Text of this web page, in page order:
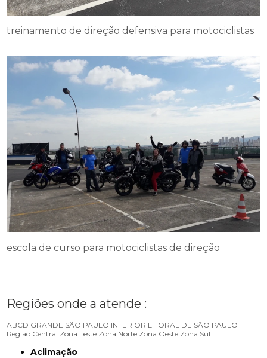
treinamento de direção defensiva para motociclistas
escola de curso para motociclistas de direção
Regiões onde a atende :
ABCD GRANDE SÃO PAULO INTERIOR LITORAL DE SÃO PAULO
Região Central Zona Leste Zona Norte Zona Oeste Zona Sul
Aclimação